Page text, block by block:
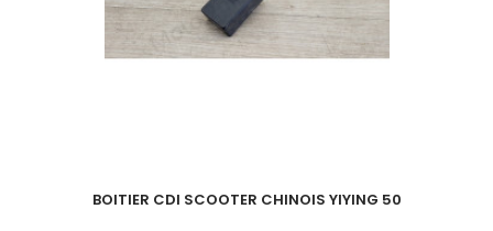
BOITIER CDI SCOOTER CHINOIS YIYING 50